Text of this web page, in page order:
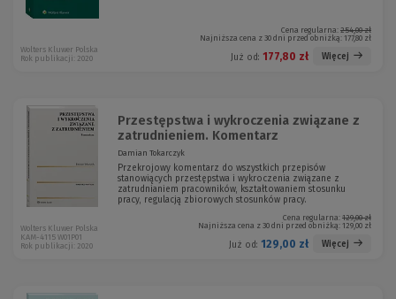
Cena regularna: 254,00 zł
Najniższa cena z 30 dni przed obniżką: 177,80 zł
Już od: 177,80 zł Więcej
Wolters Kluwer Polska
Rok publikacji: 2020
Przestępstwa i wykroczenia związane z
zatrudnieniem. Komentarz
Damian Tokarczyk
Przekrojowy komentarz do wszystkich przepisów
stanowiących przestępstwa i wykroczenia związane z
zatrudnianiem pracowników, kształtowaniem stosunku
pracy, regulacją zbiorowych stosunków pracy.
Cena regularna: 129,00 zł
Najniższa cena z 30 dni przed obniżką: 129,00 zł
Już od: 129,00 zł Więcej
Wolters Kluwer Polska
KAM-4115 W01P01
Rok publikacji: 2020